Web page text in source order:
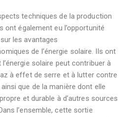
techniques de la production
ont également eu l’opportunité
les avantages
de l’énergie solaire. Ils ont
solaire peut contribuer à
à effet de serre et à lutter contre
que de la manière dont elle
et durable à d’autres sources
l’ensemble, cette sortie